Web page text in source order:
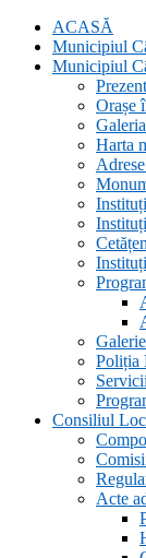
ACASĂ
Municipiul
Municipiul
Orașe
Harta
Poliția
Consiliul
Acte